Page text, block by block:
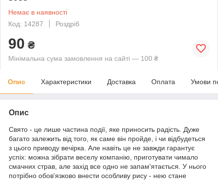
Немає в наявності
Код: 14287
Роздріб
90 ₴
Мінімальна сума замовлення на сайті — 100 ₴
Опис Характеристики Доставка Оплата Умови
Опис
Свято - це лише частина події, яке приносить радість. Дуже
багато залежить від того, як саме він пройде, і чи відбудеться
з цього приводу вечірка. Але навіть це не завжди гарантує
успіх: можна зібрати веселу компанію, приготувати чимало
смачних страв, але захід все одно не запам'ятається. У нього
потрібно обов'язково внести особливу рису - нею стане